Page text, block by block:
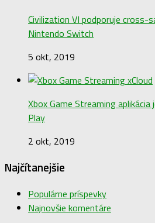
Civilization VI podporuje cross-
Nintendo Switch
5 okt, 2019
Xbox Game Streaming
Play
2 okt, 2019
Najčítanejšie
Populárne príspevky
Najnovšie komentáre